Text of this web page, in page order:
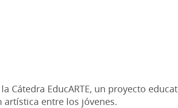
Cátedra EducARTE, un proyecto
entre los jóvenes.